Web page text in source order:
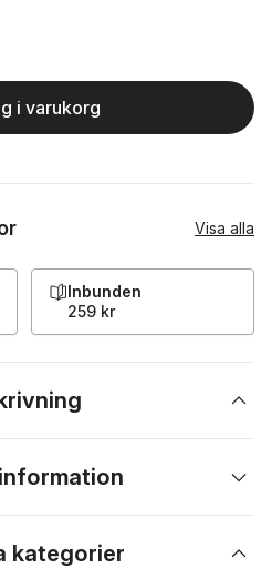
röster:
i varukorg
Visa alla
Inbunden
259 kr
kategorier